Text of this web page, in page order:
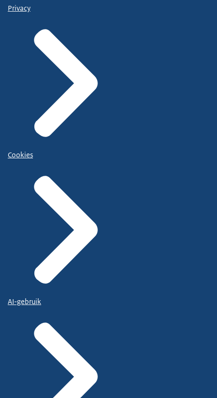
Privacy
Cookies
AI-gebruik